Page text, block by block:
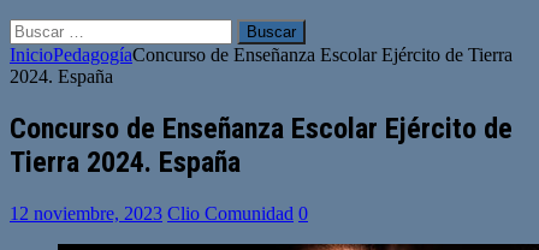
Buscar:
InicioPedagogíaConcurso de Enseñanza Escolar Ejército de Tierra
2024. España
Concurso de Enseñanza Escolar Ejército de
Tierra 2024. España
12 noviembre, 2023 Clio Comunidad 0